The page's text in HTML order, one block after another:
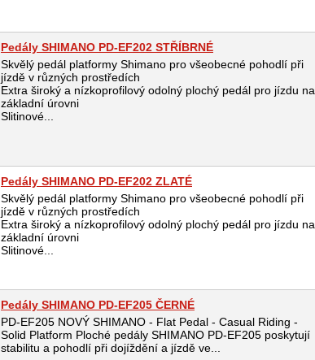
Pedály SHIMANO PD-EF202 STŘÍBRNÉ
Skvělý pedál platformy Shimano pro všeobecné pohodlí při
jízdě v různých prostředích
Extra široký a nízkoprofilový odolný plochý pedál pro jízdu na
základní úrovni
Slitinové...
Pedály SHIMANO PD-EF202 ZLATÉ
Skvělý pedál platformy Shimano pro všeobecné pohodlí při
jízdě v různých prostředích
Extra široký a nízkoprofilový odolný plochý pedál pro jízdu na
základní úrovni
Slitinové...
Pedály SHIMANO PD-EF205 ČERNÉ
PD-EF205 NOVÝ SHIMANO - Flat Pedal - Casual Riding -
Solid Platform Ploché pedály SHIMANO PD-EF205 poskytují
stabilitu a pohodlí při dojíždění a jízdě ve...